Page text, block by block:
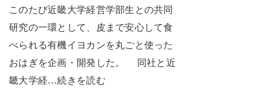
このたび近畿大学経営学部生との共同
研究の一環として、皮まで安心して食
べられる有機イヨカンを丸ごと使った
おはぎを企画・開発した。 同社と近
畿大学経…続きを読む